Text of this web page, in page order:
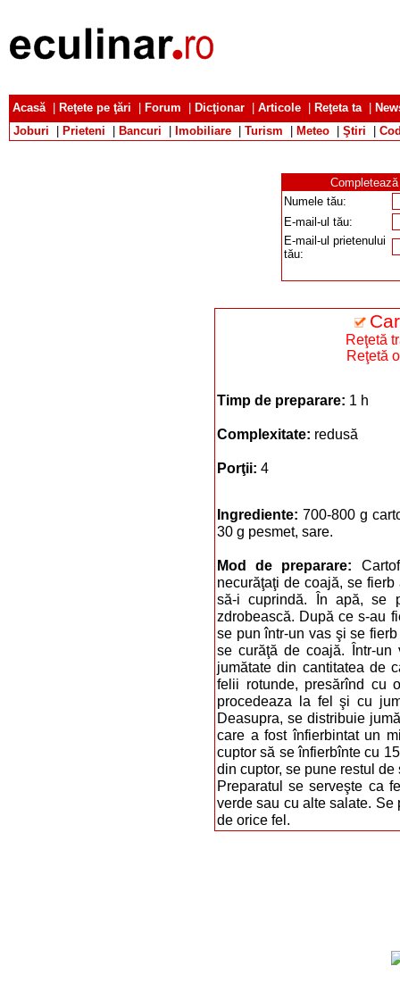
Acasă| Reţete pe ţări Forum Dicţionar Articole Reţeta ta|
Joburi
Prieteni Bancuri Imobiliare Turism Meteo Ştiri
Numele tău:
E-mail-ul tău:
E-mail-ul prietenului
tău:
Reţetă
Reţetă
Timp de preparare: 1 h
Complexitate: redusă
Porţii: 4
Ingrediente: 700-800 g
30 g pesmet, sare.
Mod de preparare:
necurăţaţi de coajă, se
să-i cuprindă. În apă, se
zdrobească. După ce s-au
se pun într-un vas şi se
se curăţă de coajă. Într-
jumătate din cantitatea de
felii rotunde, presărînd cu
procedeaza la fel şi cu
Deasupra, se distribuie
care a fost înfierbintat un
cuptor să se înfierbînte cu
din cuptor, se pune restul de
Preparatul se serveşte ca
verde sau cu alte salate.
de orice fel.